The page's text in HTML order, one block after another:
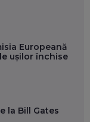
Europeană
ușilor închise
la Bill Gates